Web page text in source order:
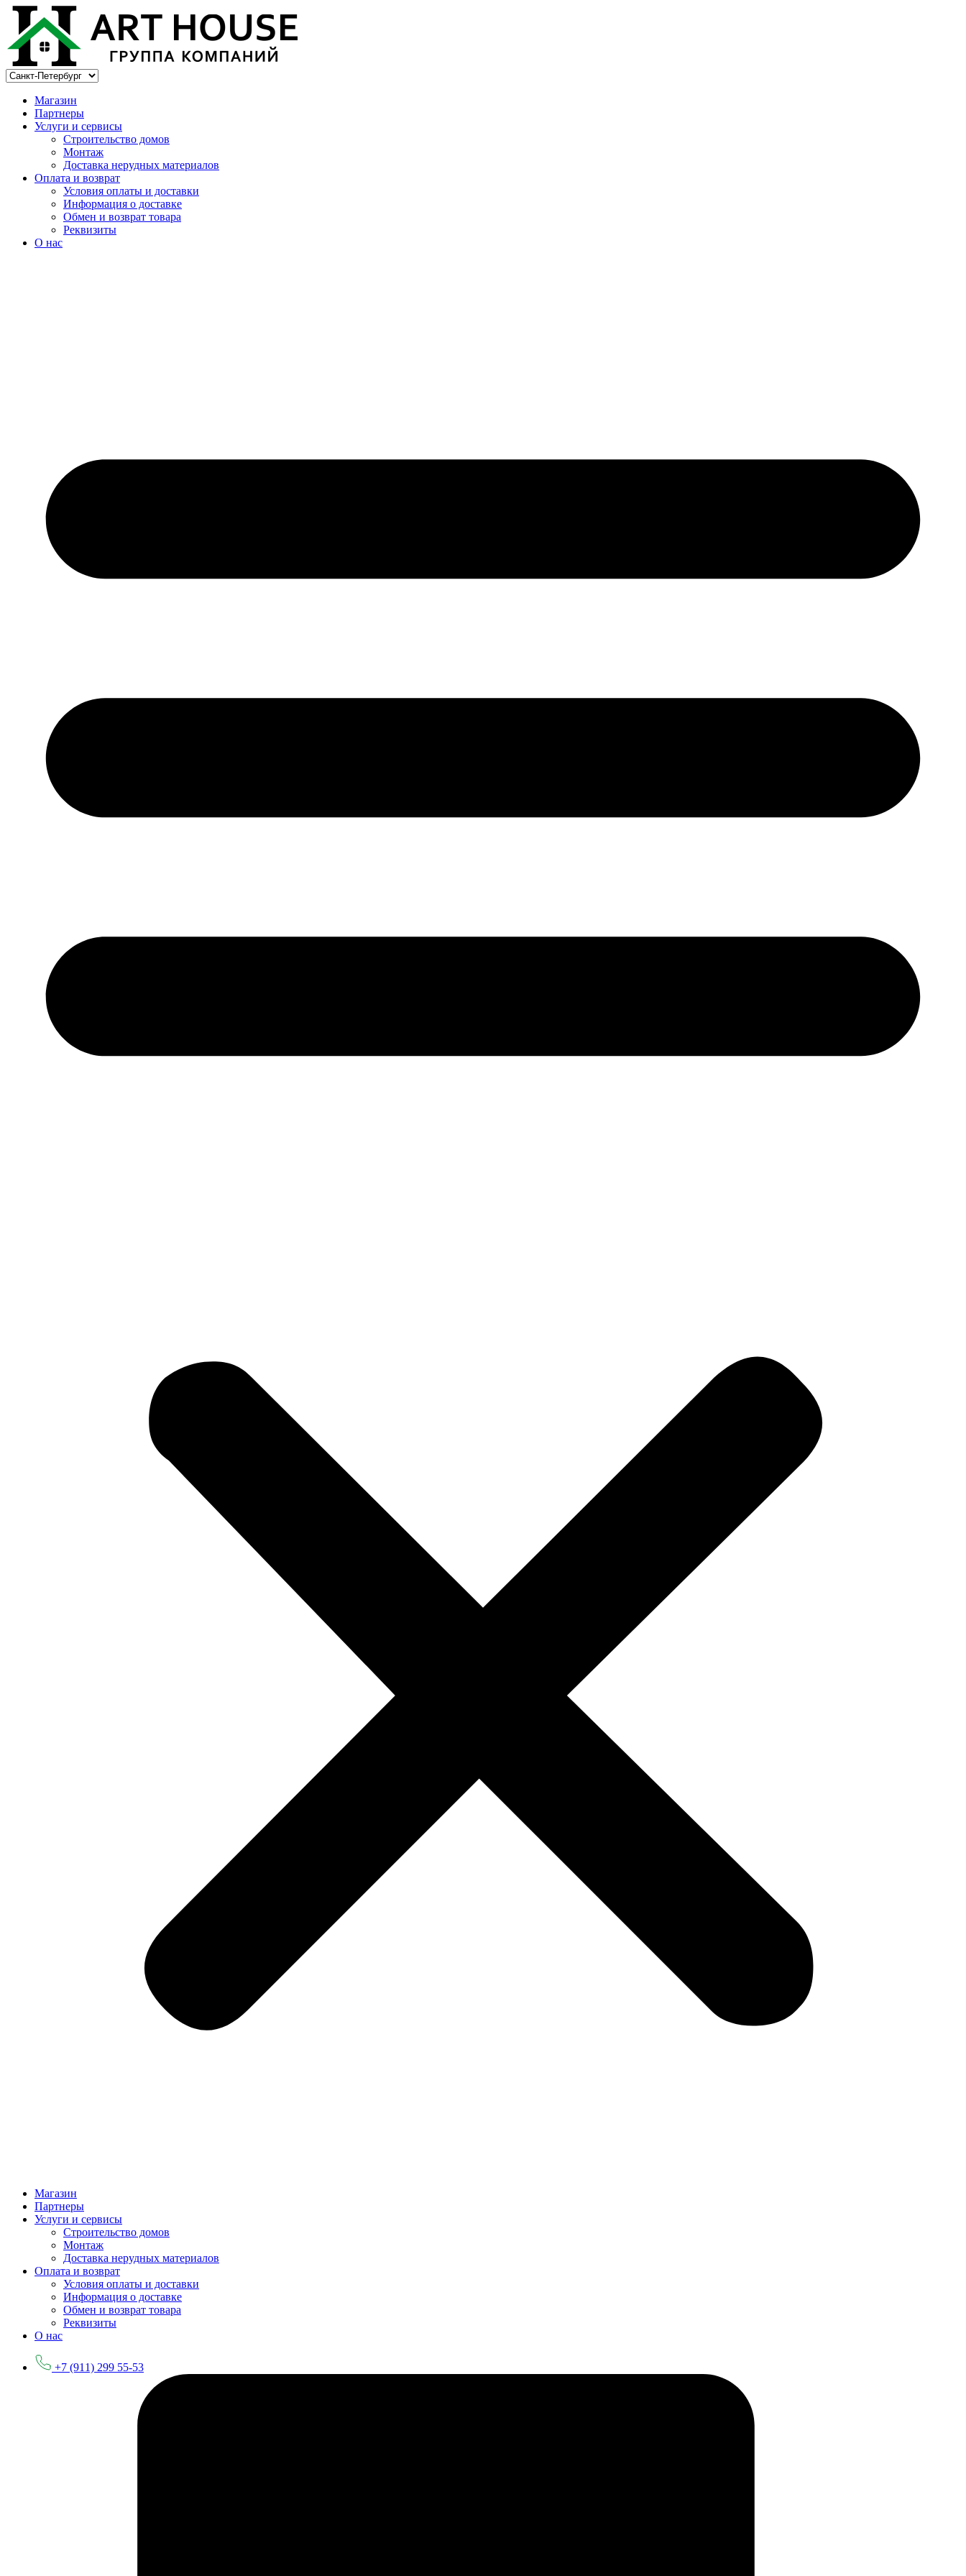
Магазин
Партнеры
Услуги и сервисы
Строительство домов
Монтаж
Доставка нерудных материалов
Оплата и возврат
Условия оплаты и доставки
Информация о доставке
Обмен и возврат товара
Реквизиты
О нас
Магазин
Партнеры
Услуги и сервисы
Строительство домов
Монтаж
Доставка нерудных материалов
Оплата и возврат
Условия оплаты и доставки
Информация о доставке
Обмен и возврат товара
Реквизиты
О нас
+7 (911) 299 55-53